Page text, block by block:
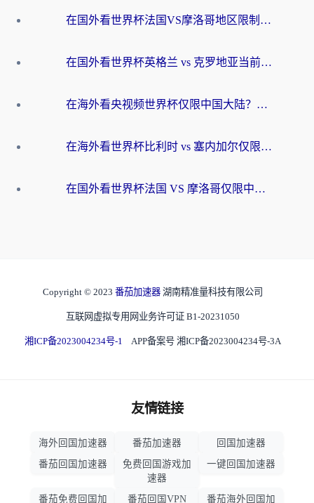
在国外看世界杯法国VS摩洛哥地区限制？这篇指南让你流畅看中文解说无压力
在国外看世界杯英格兰 vs 克罗地亚当前地区不可播放？这篇指南帮你搞定所有海外观赛难题
在海外看央视频世界杯仅限中国大陆？这篇指南帮你解锁中文解说+无卡顿直播
在海外看世界杯比利时 vs 塞内加尔仅限中国大陆？我找到了最流畅的中文解说之路
在国外看世界杯法国 VS 摩洛哥仅限中国大陆？海外党这样看中文解说赛事不卡顿
Copyright © 2023 番茄加速器 湖南精准量科技有限公司
互联网虚拟专用网业务许可证 B1-20231050
湘ICP备2023004234号-1 APP备案号 湘ICP备2023004234号-3A
友情链接
海外回国加速器 番茄加速器
回国加速器
番茄回国加速器
免费回国游戏加
速器
一键回国加速器
番茄免费回国加 番茄回国VPN 番茄海外回国加